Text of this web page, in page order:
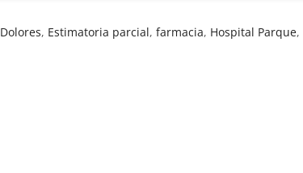
Dolores, Estimatoria parcial,farmacia, Hospital Parque,